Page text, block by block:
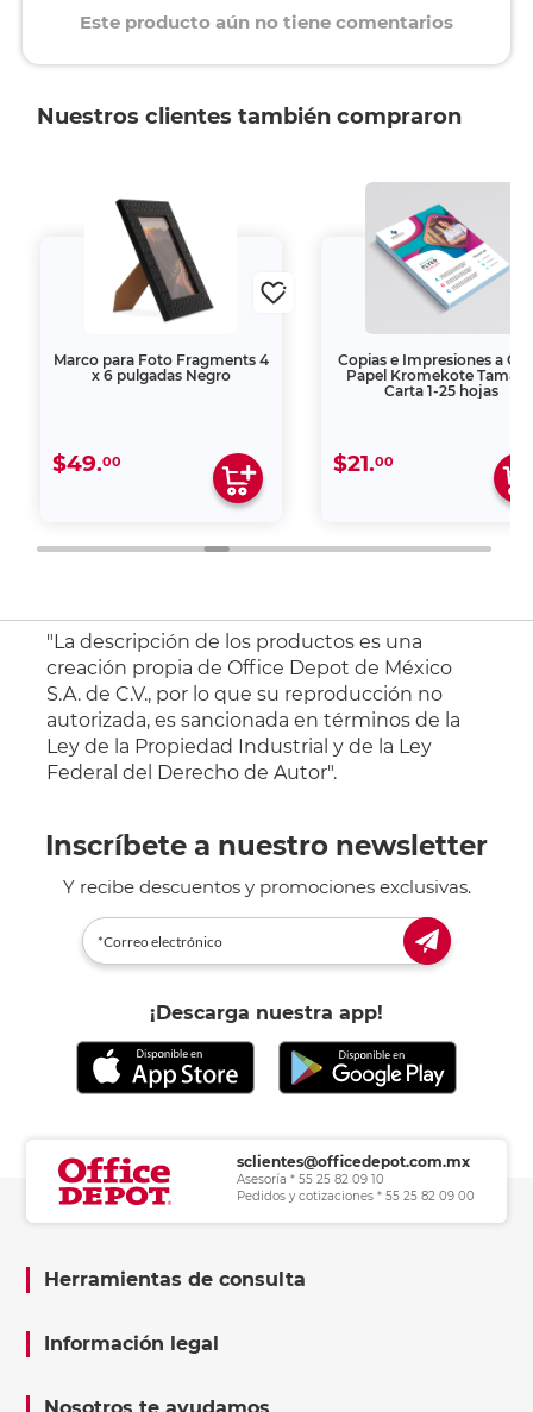
Este producto aún no tiene comentarios
Nuestros clientes también compraron
Marco para Foto Fragments 4
x 6 pulgadas Negro
$49.00
Copias e Impresiones a
Papel Kromekote
Carta 1-25 hojas
$21.00
"La descripción de los productos es una
creación propia de Office Depot de México
S.A. de C.V., por lo que su reproducción no
autorizada, es sancionada en términos de la
Ley de la Propiedad Industrial y de la Ley
Federal del Derecho de Autor".
Inscríbete a nuestro newsletter
Y recibe descuentos y promociones exclusivas.
¡Descarga nuestra app!
sclientes@officedepot.com.mx
Asesoría * 55 25 82 09 10
Pedidos y cotizaciones * 55 25 82 09 00
Herramientas de consulta
Información legal
Nosotros te ayudamos